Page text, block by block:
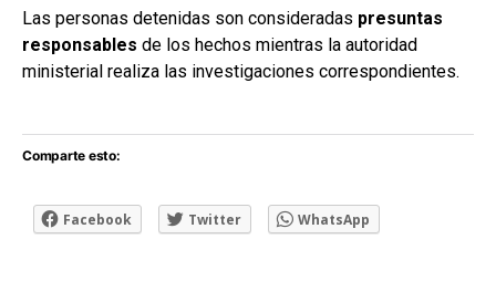
Las personas detenidas son consideradas presuntas
responsables de los hechos mientras la autoridad
ministerial realiza las investigaciones correspondientes.
Comparte esto:
Facebook Twitter WhatsApp